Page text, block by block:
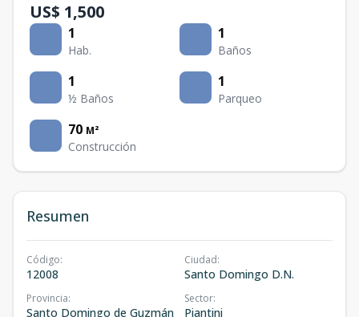
US$ 1,500
1
Hab.
1
Baños
1
½ Baños
1
Parqueo
70 M²
Construcción
Resumen
Código:
12008
Ciudad:
Santo Domingo D.N.
Provincia:
Santo Domingo de Guzmán
Sector:
Piantini